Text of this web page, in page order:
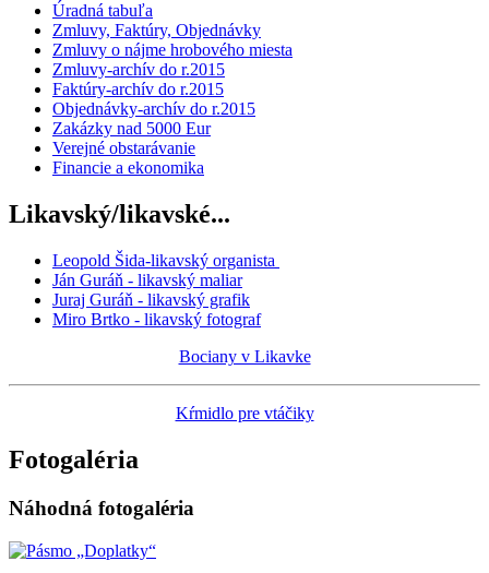
Úradná tabuľa
Zmluvy, Faktúry, Objednávky
Zmluvy o nájme hrobového miesta
Zmluvy-archív do r.2015
Faktúry-archív do r.2015
Objednávky-archív do r.2015
Zakázky nad 5000 Eur
Verejné obstarávanie
Financie a ekonomika
Likavský/likavské...
Leopold Šida-likavský organista
Ján Guráň - likavský maliar
Juraj Guráň - likavský grafik
Miro Brtko - likavský fotograf
Bociany v Likavke
Kŕmidlo pre vtáčiky
Fotogaléria
Náhodná fotogaléria